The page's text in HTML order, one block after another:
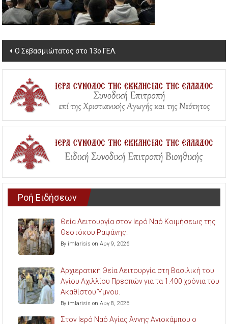
Post
navigation
Ο Σεβασμιώτατος στο 13ο ΓΕΛ.
Ροή Ειδήσεων
Θεία Λειτουργία στον Ιερό Ναό Κοιμήσεως της
Θεοτόκου Ραψάνης.
By imlarisis on Αυγ 9, 2026
Αρχιερατική Θεία Λειτουργία στη Βασιλική του
Αγίου Αχιλλίου Πρεσπών για τα 1.400 χρόνια του
Ακαθίστου Ύμνου.
By imlarisis on Αυγ 8, 2026
Στον Ιερό Ναό Αγίας Άννης Αγιοκάμπου ο